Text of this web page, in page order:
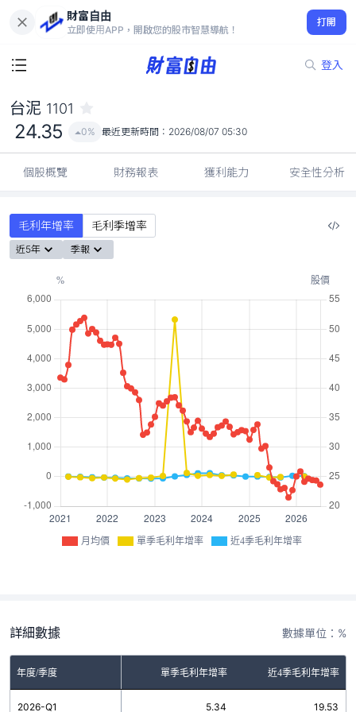
財富自由
立即使用APP，開啟您的股市智慧導航！
打開
登入
24.35
0%
台泥 1101
24.35 0% 最近更新時間： 2026/08/07 05:30
個股概覽 財務報表 獲利能力 安全性分析
毛利年增率 毛利季增率
近5年 季報
月均價 單季毛利年增率 近4季毛利年增率
詳細數據 數據單位：%
年度/季度 單季毛利年增率 近4季毛利年增率
2026-Q1 5.34 19.53